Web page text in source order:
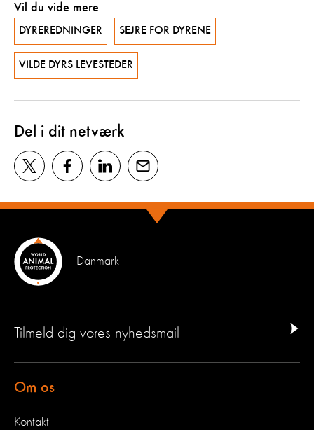
Vil du vide mere
DYREREDNINGER SEJRE FOR DYRENE
VILDE DYRS LEVESTEDER
Del i dit netværk
Danmark
Tilmeld dig vores nyhedsmail
Om os
Kontakt